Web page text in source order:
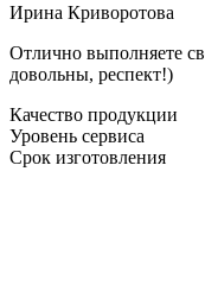
Ирина Криворотова
Отлично выполняете
довольны, респект!)
Качество продукции
Уровень сервиса
Срок изготовления